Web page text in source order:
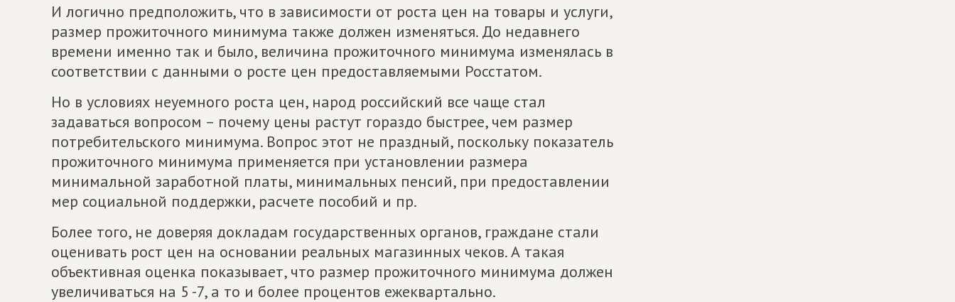
И логично предположить, что в зависимости от роста цен на товары и услуги,
размер прожиточного минимума также должен изменяться. До недавнего
времени именно так и было, величина прожиточного минимума изменялась в
соответствии с данными о росте цен предоставляемыми Росстатом.
Но в условиях неуемного роста цен, народ российский все чаще стал
задаваться вопросом – почему цены растут гораздо быстрее, чем размер
потребительского минимума. Вопрос этот не праздный, поскольку показатель
прожиточного минимума применяется при установлении размера
минимальной заработной платы, минимальных пенсий, при предоставлении
мер социальной поддержки, расчете пособий и пр.
Более того, не доверяя докладам государственных органов, граждане стали
оценивать рост цен на основании реальных магазинных чеков. А такая
объективная оценка показывает, что размер прожиточного минимума должен
увеличиваться на 5 -7, а то и более процентов ежеквартально.